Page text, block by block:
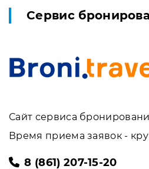
Сервис
Сайт сервиса
Время приема заявок -
8 (861) 207-15-20